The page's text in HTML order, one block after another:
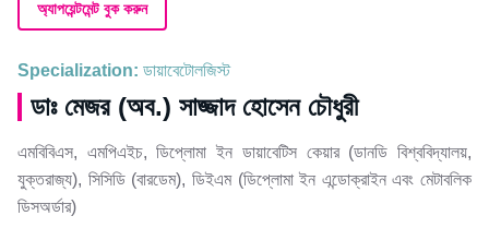
অ্যাপয়েন্টমেন্ট বুক করুন
Specialization: ডায়াবেটোলজিস্ট
ডাঃ মেজর (অব.) সাজ্জাদ হোসেন চৌধুরী
এমবিবিএস, এমপিএইচ, ডিপ্লোমা ইন ডায়াবেটিস কেয়ার (ডানডি বিশ্ববিদ্যালয়,
যুক্তরাজ্য), সিসিডি (বারডেম), ডিইএম (ডিপ্লোমা ইন এন্ডোক্রাইন এবং মেটাবলিক
ডিসঅর্ডার)